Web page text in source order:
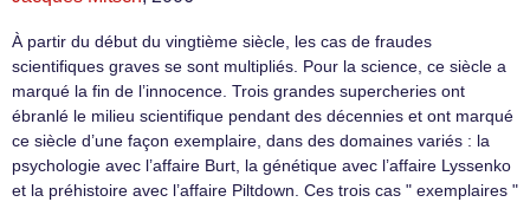
À partir du début du vingtième siècle, les cas de fraudes
scientifiques graves se sont multipliés. Pour la science, ce siècle a
marqué la fin de l’innocence. Trois grandes supercheries ont
ébranlé le milieu scientifique pendant des décennies et ont marqué
ce siècle d’une façon exemplaire, dans des domaines variés : la
psychologie avec l’affaire Burt, la génétique avec l’affaire Lyssenko
et la préhistoire avec l’affaire Piltdown. Ces trois cas " exemplaires "